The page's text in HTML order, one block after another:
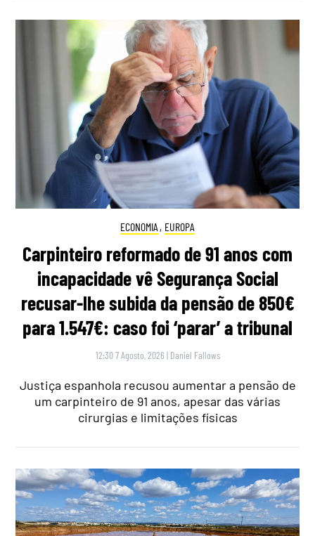
ECONOMIA , EUROPA
Carpinteiro reformado de 91 anos com
incapacidade vê Segurança Social
recusar-lhe subida da pensão de 850€
para 1.547€: caso foi ‘parar’ a tribunal
12:30 7 Agosto, 2026 | Daniel Fallows
Justiça espanhola recusou aumentar a pensão de
um carpinteiro de 91 anos, apesar das várias
cirurgias e limitações físicas